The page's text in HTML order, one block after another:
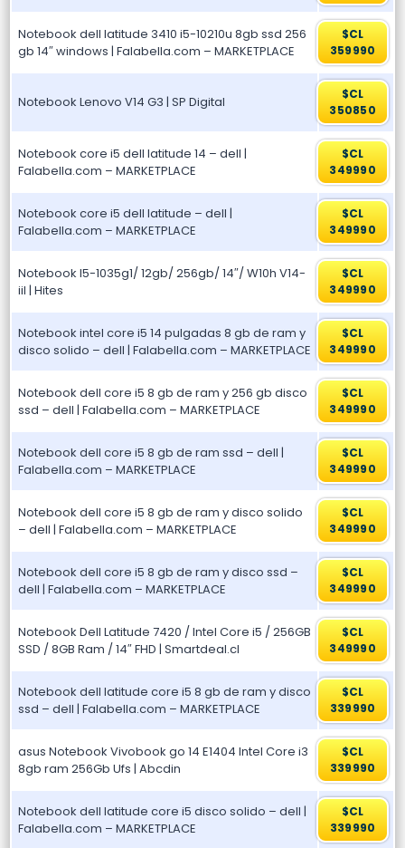
Notebook dell latitude 3410 i5-10210u 8gb ssd 256
gb 14″ windows | Falabella.com – MARKETPLACE
$CL
359990
Notebook Lenovo V14 G3 | SP Digital
$CL
350850
Notebook core i5 dell latitude 14 – dell |
Falabella.com – MARKETPLACE
$CL
349990
Notebook core i5 dell latitude – dell |
Falabella.com – MARKETPLACE
$CL
349990
Notebook I5-1035g1/ 12gb/ 256gb/ 14″/ W10h V14-
iil | Hites
$CL
349990
Notebook intel core i5 14 pulgadas 8 gb de ram y
disco solido – dell | Falabella.com – MARKETPLACE
$CL
349990
Notebook dell core i5 8 gb de ram y 256 gb disco
ssd – dell | Falabella.com – MARKETPLACE
$CL
349990
Notebook dell core i5 8 gb de ram ssd – dell |
Falabella.com – MARKETPLACE
$CL
349990
Notebook dell core i5 8 gb de ram y disco solido
– dell | Falabella.com – MARKETPLACE
$CL
349990
Notebook dell core i5 8 gb de ram y disco ssd –
dell | Falabella.com – MARKETPLACE
$CL
349990
Notebook Dell Latitude 7420 / Intel Core i5 / 256GB
SSD / 8GB Ram / 14″ FHD | Smartdeal.cl
$CL
349990
Notebook dell latitude core i5 8 gb de ram y disco
ssd – dell | Falabella.com – MARKETPLACE
$CL
339990
asus Notebook Vivobook go 14 E1404 Intel Core i3
8gb ram 256Gb Ufs | Abcdin
$CL
339990
Notebook dell latitude core i5 disco solido – dell |
Falabella.com – MARKETPLACE
$CL
339990